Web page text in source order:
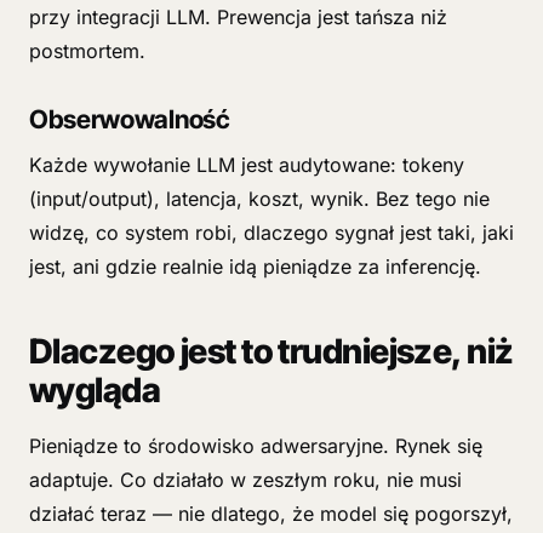
przy integracji LLM. Prewencja jest tańsza niż
postmortem.
Obserwowalność
Każde wywołanie LLM jest audytowane: tokeny
(input/output), latencja, koszt, wynik. Bez tego nie
widzę, co system robi, dlaczego sygnał jest taki, jaki
jest, ani gdzie realnie idą pieniądze za inferencję.
Dlaczego jest to trudniejsze, niż
wygląda
Pieniądze to środowisko adwersaryjne. Rynek się
adaptuje. Co działało w zeszłym roku, nie musi
działać teraz — nie dlatego, że model się pogorszył,